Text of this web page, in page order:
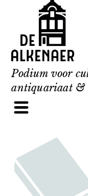
content
Podium voor
antiquariaat &